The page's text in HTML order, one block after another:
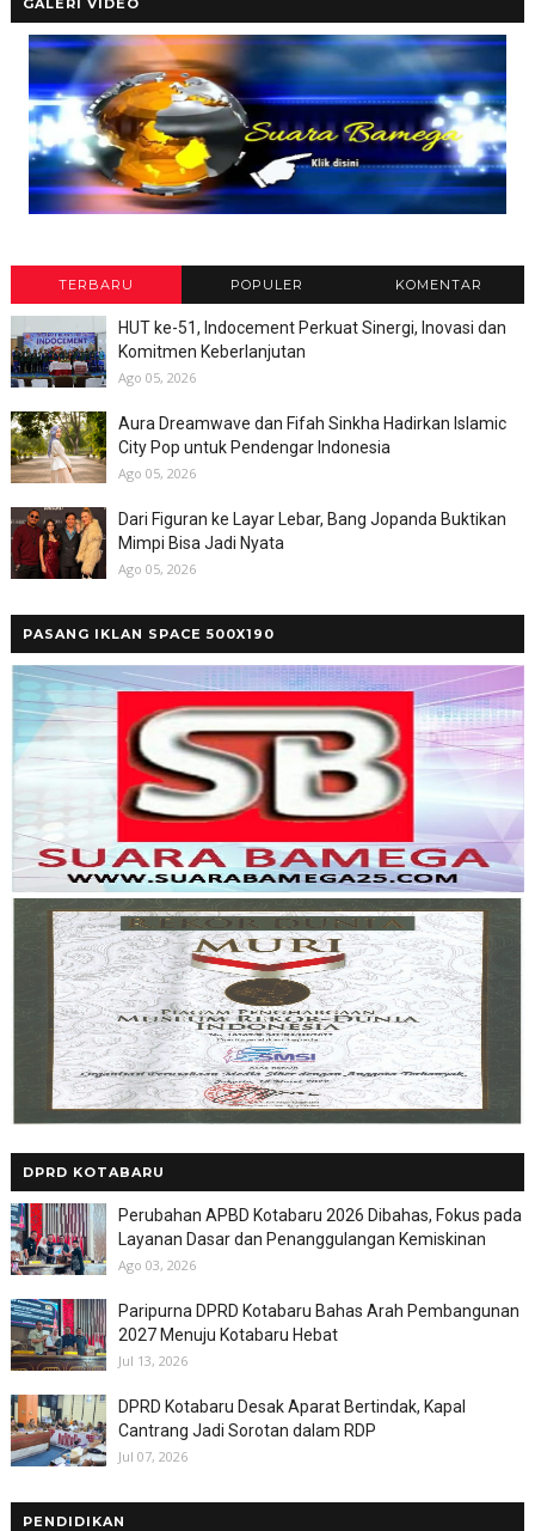
GALERI VIDEO
TERBARU POPULER KOMENTAR
HUT ke-51, Indocement Perkuat Sinergi, Inovasi dan
Komitmen Keberlanjutan
Ago 05, 2026
Aura Dreamwave dan Fifah Sinkha Hadirkan Islamic
City Pop untuk Pendengar Indonesia
Ago 05, 2026
Dari Figuran ke Layar Lebar, Bang Jopanda Buktikan
Mimpi Bisa Jadi Nyata
Ago 05, 2026
PASANG IKLAN SPACE 500X190
DPRD KOTABARU
Perubahan APBD Kotabaru 2026 Dibahas, Fokus pada
Layanan Dasar dan Penanggulangan Kemiskinan
Ago 03, 2026
Paripurna DPRD Kotabaru Bahas Arah Pembangunan
2027 Menuju Kotabaru Hebat
Jul 13, 2026
DPRD Kotabaru Desak Aparat Bertindak, Kapal
Cantrang Jadi Sorotan dalam RDP
Jul 07, 2026
PENDIDIKAN